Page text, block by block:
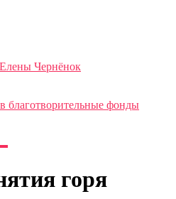
Чернёнок
благотворительные фонды
горя